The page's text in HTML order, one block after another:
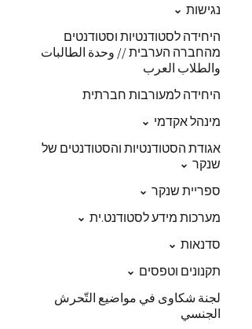
נגישות
היחידה לסטודנטיות וסטודנטים
מהחברה הערבית // وحدة الطالبات
والطلاب العرب
היחידה למעורבות חברתית
מינהל אקדמי
אגודת הסטודנטיות והסטודנטים של
שנקר
ספריית שנקר
מערכות מידע לסטודנט.ית
סדנאות
תקנונים וטפסים
لجنة شكاوى في مواضيع التّحرش
الجنسي